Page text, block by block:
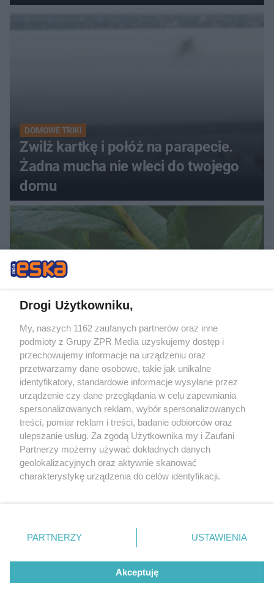
kobiety
DOMOWE TRIKI
Zwilż kartkę i połóż na parapecie.
Żadna mucha nie wleci do twojego
domu
PIELĘGNACJA BORÓWKI
Zrób to po zebraniu borówek, a za
rok zbiory będą obfite
ZAKUPY
Jesień w Pepco! Stylowe kubki i
dodatki w świetnych cenach
Drogi Użytkowniku,
My, naszych 1162 zaufanych partnerów oraz inne
podmioty z Grupy ZPR Media uzyskujemy dostęp i
przechowujemy informacje na urządzeniu oraz
przetwarzamy dane osobowe, takie jak unikalne
identyfikatory, standardowe informacje wysyłane przez
urządzenie czy dane przeglądania w celu zapewniania
spersonalizowanych reklam, wybór spersonalizowanych
treści, pomiar reklam i treści, badanie odbiorców oraz
ulepszanie usług. Za zgodą Użytkownika my i Zaufani
Partnerzy możemy używać dokładnych danych
geolokalizacyjnych oraz aktywnie skanować
charakterystykę urządzenia do celów identyfikacji.
zmienić/wycofać klikając przycisk ustawień prywatności
znajdujący się w lewym dolnym rogu strony
rodzaje przetwarzania danych nie wymagają zgody
użytkownika, ale masz prawo sprzeciwić się takiemu
przetwarzaniu. Preferencje będą miały zastosowanie tylko
PARTNERZY USTAWIENIA
Akceptuję